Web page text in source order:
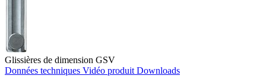
Glissières de dimension GSV
Données techniques Vidéo produit Downloads